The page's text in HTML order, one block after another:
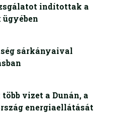
indítottak a
sárkányaival
vizet a Dunán, a
energiaellátását